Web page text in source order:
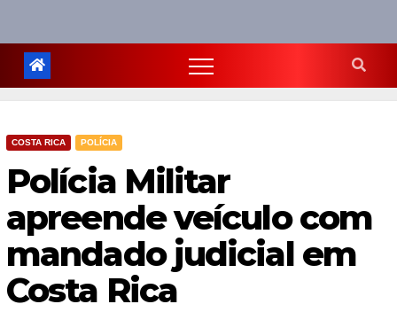
COSTA RICA POLÍCIA
Polícia Militar
apreende veículo com
mandado judicial em
Costa Rica